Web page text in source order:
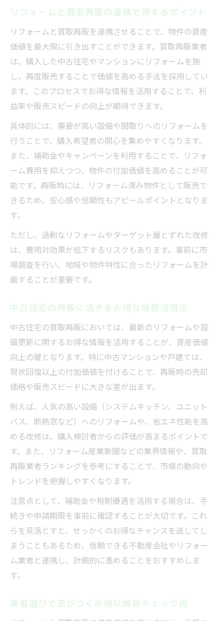
業者比較で分かるお得な情報の活用効果
報
お得な情報が再販価格に与える影響とは
再販強化に役立つ実践的なお得な情報戦略
リフォーム費用を抑えるための実践テクニック
お得な情報でリフォーム費用を賢く節約
業者選定時に役立つお得な情報チェック法
リフォーム費用の見積もりで得するポイン
ト
補助金や助成金などお得な情報の活用術
無駄な出費を防ぐお得な情報の探し方
資産価値アップに直結するリフォームとは
ム
再販時に評価されるお得な情報の活かし方
中古住宅の価値向上に効くリフォーム戦略
お得な情報と相性の良い人気リフォーム例
リフォーム成功の鍵となるお得な情報活用
リフォームと買取再販の連携で得するポイント
リフォームと買取再販を連携させることで、物件の資産
価値を最大限に引き出すことができます。買取再販業者
は、購入した中古住宅やマンションにリフォームを施
し、再度販売することで価値を高める手法を採用してい
ます。このプロセスでお得な情報を活用することで、利
益率や販売スピードの向上が期待できます。
具体的には、需要が高い設備や間取りへのリフォームを
行うことで、購入希望者の関心を集めやすくなります。
また、補助金やキャンペーンを利用することで、リフォ
ーム費用を抑えつつ、物件の付加価値を高めることが可
能です。再販時には、リフォーム済み物件として販売で
きるため、安心感や信頼性もアピールポイントとなりま
す。
ただし、過剰なリフォームやターゲット層とずれた改修
は、費用対効果が低下するリスクもあります。事前に市
場調査を行い、地域や物件特性に合ったリフォームを計
画することが重要です。
中古住宅の再販に活きるお得な情報活用法
中古住宅の買取再販においては、最新のリフォームや設
備更新に関するお得な情報を活用することが、資産価値
向上の鍵となります。特に中古マンションや戸建ては、
現状回復以上の付加価値を付けることで、再販時の売却
価格や販売スピードに大きな差が出ます。
例えば、人気の高い設備（システムキッチン、ユニット
バス、断熱窓など）へのリフォームや、省エネ性能を高
める改修は、購入検討者からの評価が高まるポイントで
す。また、リフォーム産業新聞などの業界情報や、買取
再販業者ランキングを参考にすることで、市場の動向や
トレンドを把握しやすくなります。
注意点として、補助金や税制優遇を活用する場合は、手
続きや申請期限を事前に確認することが大切です。これ
らを見落とすと、せっかくのお得なチャンスを逃してし
まうこともあるため、信頼できる不動産会社やリフォー
ム業者と連携し、計画的に進めることをおすすめしま
す。
業者選びで差がつくお得な情報チェック術